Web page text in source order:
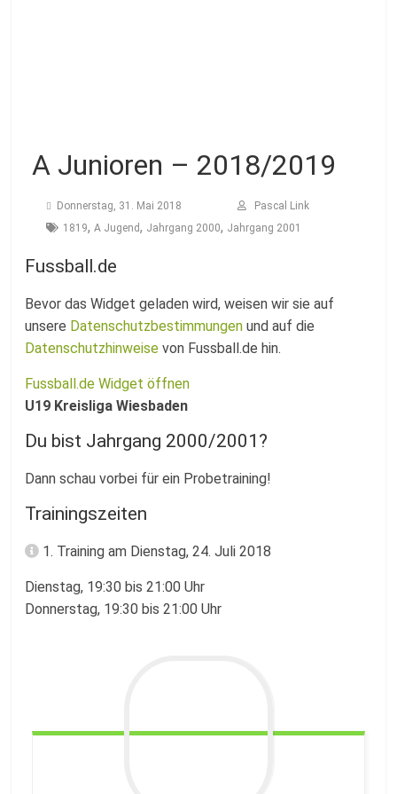
A Junioren – 2018/2019
Donnerstag, 31. Mai 2018
Pascal Link
1819,A Jugend, Jahrgang 2000, Jahrgang 2001
Fussball.de
Bevor das Widget geladen wird, weisen wir sie auf
unsere Datenschutzbestimmungen und auf die
Datenschutzhinweise von Fussball.de hin.
Fussball.de Widget öffnen
U19 Kreisliga Wiesbaden
Du bist Jahrgang 2000/2001?
Dann schau vorbei für ein Probetraining!
Trainingszeiten
1. Training am Dienstag, 24. Juli 2018
Dienstag, 19:30 bis 21:00 Uhr
Donnerstag, 19:30 bis 21:00 Uhr